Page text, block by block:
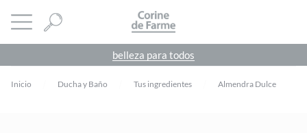
abrir menú CORINE DE FARME
belleza para todos
Inicio Ducha y Baño Tus ingredientes Almendra Dulce